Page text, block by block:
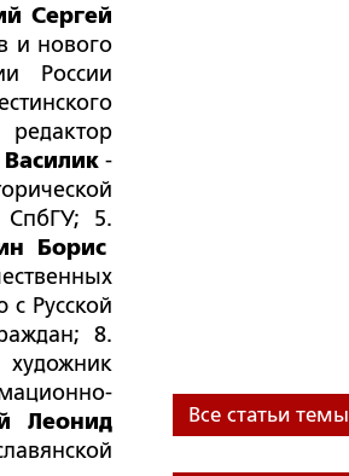
Сергей
и нового
России
-
СпбГУ; 5.
Борис
Русской
8.
художник
Леонид
Все статьи темы